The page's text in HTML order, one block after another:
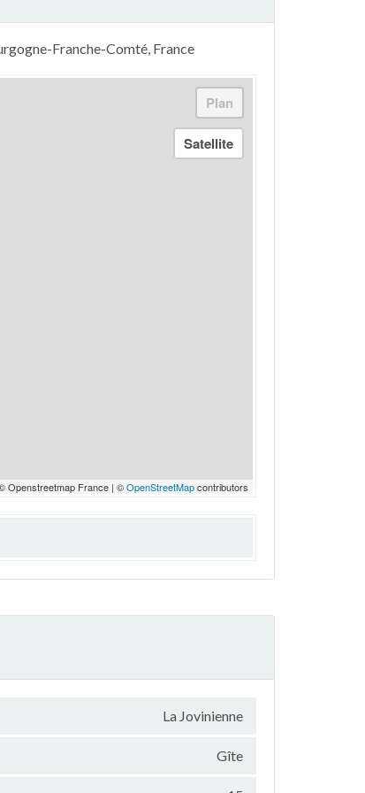
Franche-Comté, France
Openstreetmap France | ©OpenStreetMapcontributors
La Jovinienne
Gîte